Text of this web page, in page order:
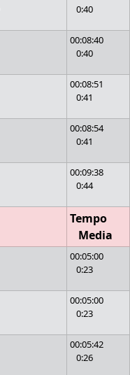
0:40
00:08:40
0:40
00:08:51
0:41
00:08:54
0:41
00:09:38
0:44
Tempo
Media
00:05:00
0:23
00:05:00
0:23
00:05:42
0:26